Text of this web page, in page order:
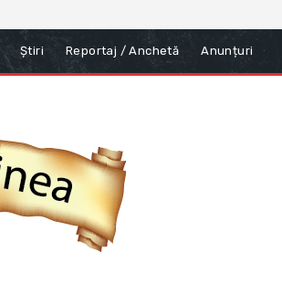
Știri Reportaj / Anchetă Anunțuri